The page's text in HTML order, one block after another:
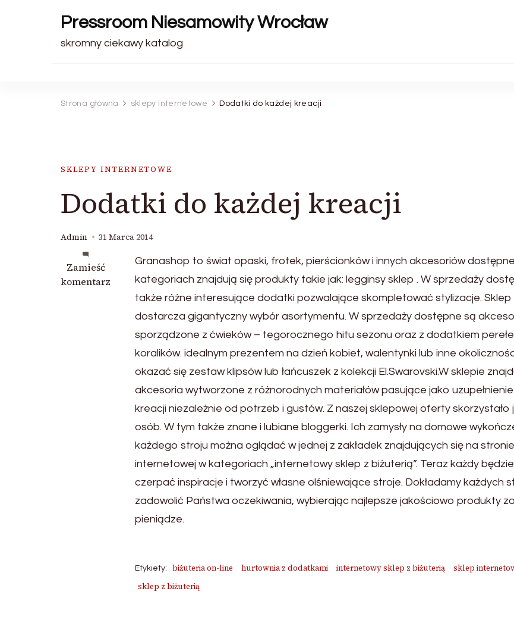
Pressroom Niesamowity Wrocław
skromny ciekawy katalog
Strona główna sklepy internetowe Dodatki do każdej kreacji
SKLEPY INTERNETOWE
Dodatki do każdej kreacji
Admin 31 Marca 2014
Zamieść
komentarz
we
wpisie
Granashop to świat opaski, frotek, pierścionków i innych akcesoriów
kategoriach znajdują się produkty takie jak: legginsy sklep . W sprzedaży
także różne interesujące dodatki pozwalające skompletować stylizacje. Sklep
dostarcza gigantyczny wybór asortymentu. W sprzedaży dostępne są
sporządzone z ćwieków – tegorocznego hitu sezonu oraz z dodatkiem
koralików. idealnym prezentem na dzień kobiet, walentynki lub inne
okazać się zestaw klipsów lub łańcuszek z kolekcji El.Swarovski.W sklepie
akcesoria wytworzone z różnorodnych materiałów pasujące jako
kreacji niezależnie od potrzeb i gustów. Z naszej sklepowej oferty skorzystało
osób. W tym także znane i lubiane bloggerki. Ich zamysły na domowe
każdego stroju można oglądać w jednej z zakładek znajdujących się na stronie
internetowej w kategoriach „internetowy sklep z biżuterią”. Teraz każdy będzie
czerpać inspiracje i tworzyć własne olśniewające stroje. Dokładamy każdych
zadowolić Państwa oczekiwania, wybierając najlepsze jakościowo produkty
pieniądze.
Etykiety: biżuteria on-line hurtownia z dodatkami internetowy sklep z biżuterią
sklep
sklep z biżuterią